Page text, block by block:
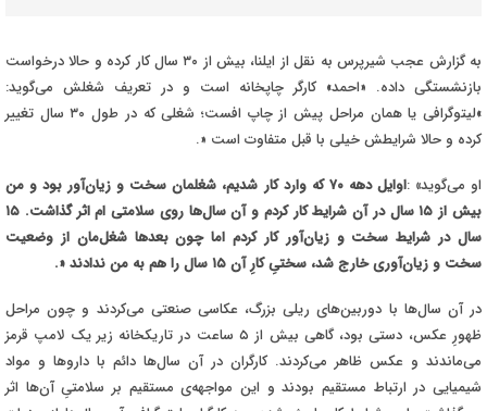
به گزارش عجب شیرپرس به نقل از ایلنا، بیش از ۳۰ سال کار کرده و حالا درخواست
بازنشستگی داده. «احمد» کارگر چاپخانه است و در تعریف شغلش می‌گوید:
«
لیتوگرافی یا همان مراحل پیش از چاپ افست؛ شغلی که در طول ۳۰ سال تغییر
کرده و حالا شرایطش خیلی با قبل متفاوت است .»
او می‌گوید : « اوایل دهه ۷۰ که وارد کار شدیم، شغلمان سخت و زیان‌
آور بود و من
بیش از ۱۵ سال در آن شرایط کار کردم و آن سال‌ها روی سلامتی ام اثر گذاشت. ۱۵
سال در شرایط سخت و زیان‌آور کار کردم اما چون بعدها شغل‌مان از وضعیت
سخت و زیان‌آوری خارج شد، سختیِ کارِ آن ۱۵ سال را هم به من ندادند
.»
در آن سال‌ها با دوربین‌های ریلی بزرگ، عکاسی صنعتی می‌کردند و چون مراحل
ظهورِ عکس، دستی بود، گاهی بیش از ۵ ساعت در تاریکخانه زیر یک لامپ قرمز
می‌ماندند و عکس ظاهر می‌کردند. کارگران در آن سال‌ها دائم با داروها و مواد
شیمیایی در ارتباط مستقیم بودند و این مواجهه‌ی مستقیم بر سلامتیِ آن‌ها اثر